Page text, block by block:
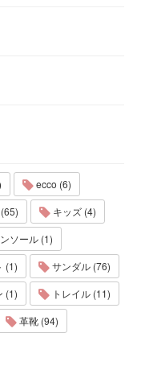
ecco (6)
キッズ (4)
ソール (1)
(1)
サンダル (76)
(1)
トレイル (11)
革靴 (94)